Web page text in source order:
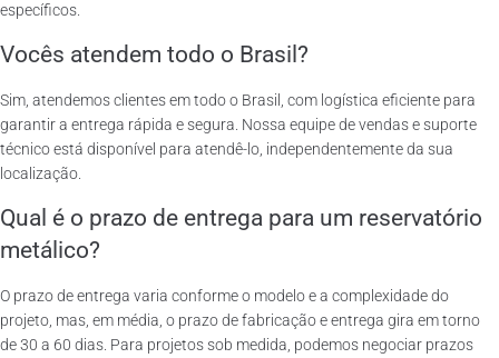
específicos.
Vocês atendem todo o Brasil?
Sim, atendemos clientes em todo o Brasil, com logística eficiente para
garantir a entrega rápida e segura. Nossa equipe de vendas e suporte
técnico está disponível para atendê-lo, independentemente da sua
localização.
Qual é o prazo de entrega para um reservatório
metálico?
O prazo de entrega varia conforme o modelo e a complexidade do
projeto, mas, em média, o prazo de fabricação e entrega gira em torno
de 30 a 60 dias. Para projetos sob medida, podemos negociar prazos